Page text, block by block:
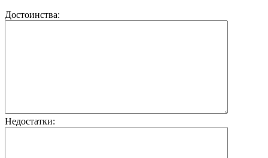
Достоинства:
Недостатки: